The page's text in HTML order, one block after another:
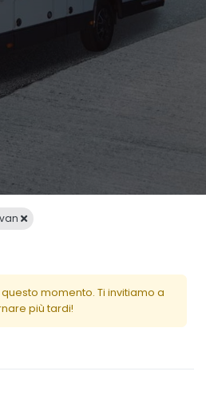
momento. Ti invitiamo a
più tardi!